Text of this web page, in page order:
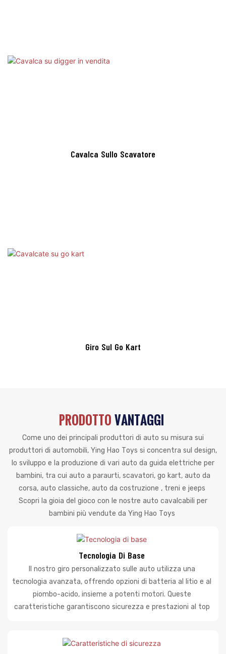
Cavalca Sullo Scavatore
Giro Sul Go Kart
PRODOTTOVANTAGGI
Come uno dei principali produttori di auto su misura sui
produttori di automobili, Ying Hao Toys si concentra sul design,
lo sviluppo e la produzione di vari auto da guida elettriche per
bambini, tra cui auto a paraurti, scavatori, go kart, auto da
corsa, auto classiche, auto da costruzione , treni e jeeps
Scopri la gioia del gioco con le nostre auto cavalcabili per
bambini più vendute da Ying Hao Toys
Tecnologia Di Base
Il nostro giro personalizzato sulle auto utilizza una
tecnologia avanzata, offrendo opzioni di batteria al litio e al
piombo-acido, insieme a potenti motori. Queste
caratteristiche garantiscono sicurezza e prestazioni al top